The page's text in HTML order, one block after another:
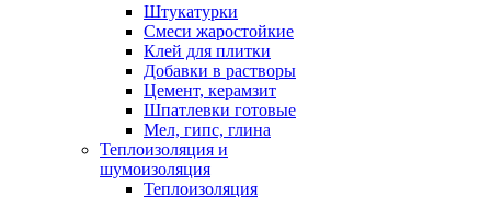
Штукатурки
Смеси жаростойкие
Клей для плитки
Добавки в растворы
Цемент, керамзит
Шпатлевки готовые
Мел, гипс, глина
Теплоизоляция и
шумоизоляция
Теплоизоляция